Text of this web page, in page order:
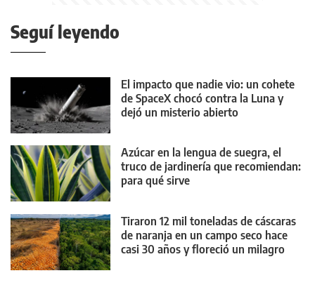
Seguí leyendo
El impacto que nadie vio: un cohete
de SpaceX chocó contra la Luna y
dejó un misterio abierto
Azúcar en la lengua de suegra, el
truco de jardinería que recomiendan:
para qué sirve
Tiraron 12 mil toneladas de cáscaras
de naranja en un campo seco hace
casi 30 años y floreció un milagro